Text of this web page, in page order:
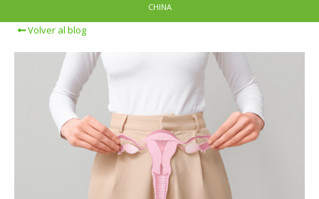
CHINA
Volver al blog